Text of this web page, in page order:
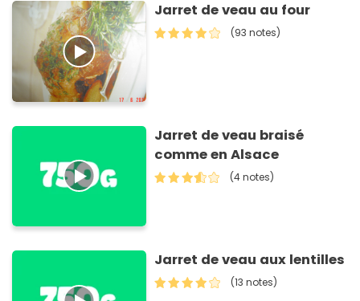
Jarret de veau au four
(93 notes)
Jarret de veau braisé
comme en Alsace
(4 notes)
Jarret de veau aux lentilles
(13 notes)